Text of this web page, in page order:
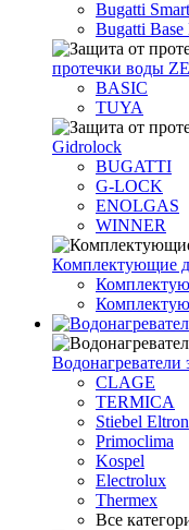
Bugatti
Bugatti
протечки воды
BASIC
TUYA
Gidrolock
BUGATTI
G-LOCK
ENOLGAS
WINNER
Комплектующие
Водонагреватeли
CLAGE
TERMICA
Stiebel Eltron
Primoclima
Kospel
Electrolux
Thermex
Все